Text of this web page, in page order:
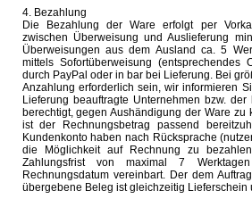
4. Bezahlung
Die Bezahlung der Ware erfolgt per
zwischen Überweisung und Auslieferung
Überweisungen aus dem Ausland ca. 5
mittels Sofortüberweisung (entsprechendes
durch PayPal oder in bar bei Lieferung. Bei
Anzahlung erforderlich sein, wir informieren
Lieferung beauftragte Unternehmen bzw.
berechtigt, gegen Aushändigung der Ware zu
ist der Rechnungsbetrag passend
Kundenkonto haben nach Rücksprache
die Möglichkeit auf Rechnung zu
Zahlungsfrist von maximal 7
Rechnungsdatum vereinbart. Der dem
übergebene Beleg ist gleichzeitig Lieferschein